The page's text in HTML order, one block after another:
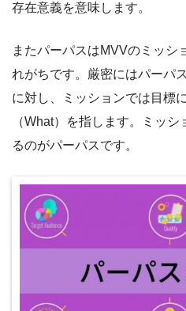
存在意義を意味します。
またパーパスはMVVのミッシ
れがちです。厳密にはパーパ
に対し、ミッションでは目標
（What）を指します。ミッ
るのがパーパスです。